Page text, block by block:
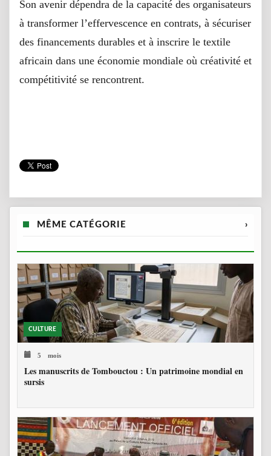
Son avenir dépendra de la capacité des organisateurs
à transformer l’effervescence en contrats, à sécuriser
des financements durables et à inscrire le textile
africain dans une économie mondiale où créativité et
compétitivité se rencontrent.
MÊME CATÉGORIE ›
CULTURE
5 mois
Les manuscrits de Tombouctou : Un patrimoine mondial en
sursis